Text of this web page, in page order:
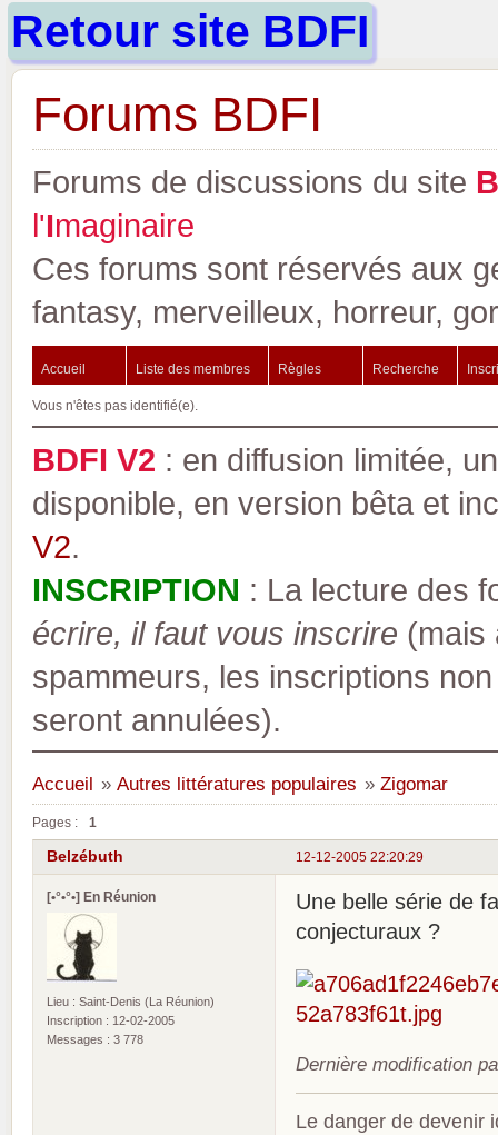
Retour site BDFI
Forums BDFI
Forums de discussions du site B
l'Imaginaire
Ces forums sont réservés aux
fantasy, merveilleux, horreur,
Accueil Liste des membres Règles Recherche
Vous n'êtes pas identifié(e).
BDFI V2 : en diffusion limitée,
disponible, en version bêta et
V2.
INSCRIPTION : La lecture des
écrire, il faut vous inscrire (mais
spammeurs, les inscriptions
seront annulées).
Accueil » Autres littératures populaires » Zigomar
Pages : 1
12-12-2005 22:20:29
Belzébuth
[•°•°•] En Réunion
Lieu : Saint-Denis (La Réunion)
Inscription : 12-02-2005
Messages : 3 778
Une belle série de
conjecturaux ?
Dernière modification
Le danger de devenir